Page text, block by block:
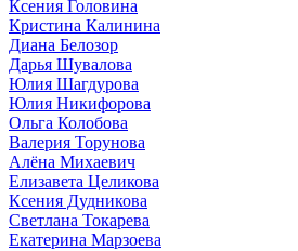
Ксения Головина
Кристина Калинина
Диана Белозор
Дарья Шувалова
Юлия Шагдурова
Юлия Никифорова
Ольга Колобова
Валерия Торунова
Алёна Михаевич
Елизавета Целикова
Ксения Дудникова
Светлана Токарева
Екатерина Марзоева